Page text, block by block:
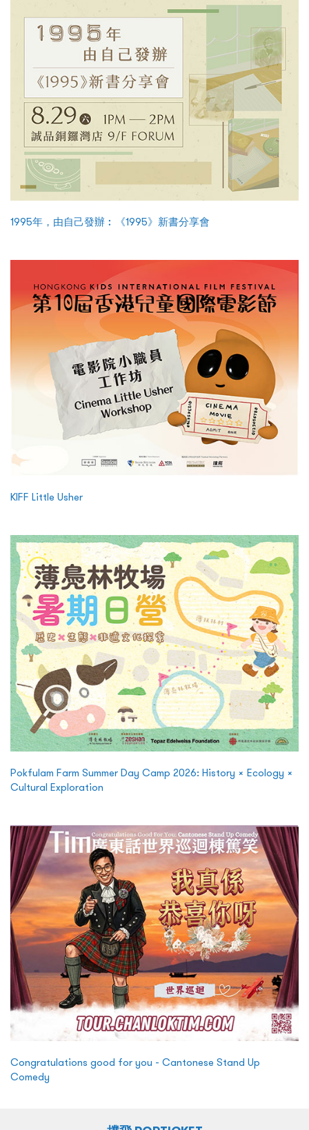
1995年，由自己發辦︰《1995》新書分享會
KIFF Little Usher
Pokfulam Farm Summer Day Camp 2026: History × Ecology ×
Cultural Exploration
Congratulations good for you - Cantonese Stand Up
Comedy